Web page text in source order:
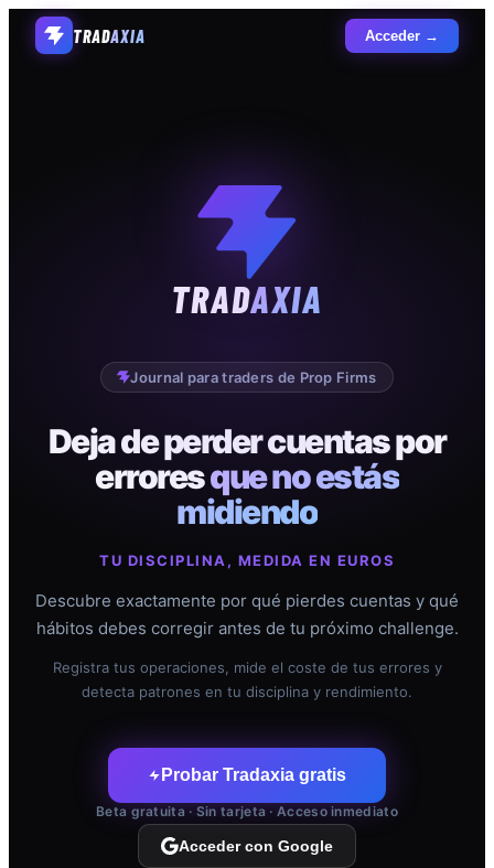
TRADAXIA Acceder →
TRADAXIA
Journal para traders de Prop Firms
Deja de perder cuentas por
erroresque no estás
midiendo
TU DISCIPLINA, MEDIDA EN EUROS
Descubre exactamente por qué pierdes cuentas y qué
hábitos debes corregir antes de tu próximo challenge.
Registra tus operaciones, mide el coste de tus errores y
detecta patrones en tu disciplina y rendimiento.
Probar Tradaxia gratis
Beta gratuita · Sin tarjeta · Acceso inmediato
Acceder con Google